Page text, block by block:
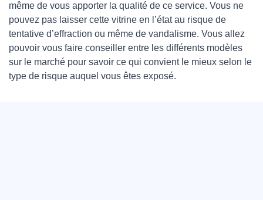
même de vous apporter la qualité de ce service. Vous ne
pouvez pas laisser cette vitrine en l’état au risque de
tentative d’effraction ou même de vandalisme. Vous allez
pouvoir vous faire conseiller entre les différents modèles
sur le marché pour savoir ce qui convient le mieux selon le
type de risque auquel vous êtes exposé.